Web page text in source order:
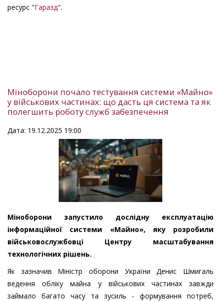
ресурс "Гаразд".
Міноборони почало тестування системи «Майно»
у військових частинах: що дасть ця система та як
полегшить роботу служб забезпечення
Дата: 19.12.2025 19:00
Міноборони запустило дослідну експлуатацію
інформаційної системи «Майно», яку розробили
військовослужбовці Центру масштабування
технологічних рішень.
Як зазначив Міністр оборони України Денис Шмигаль
ведення обліку майна у військових частинах завжди
займало багато часу та зусиль - формування потреб,